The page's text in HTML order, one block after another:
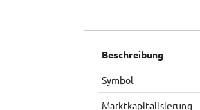
Beschreibung
Symbol
Marktkapitalisierung